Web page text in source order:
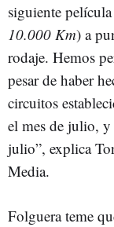
siguiente
10.000 Km) a
rodaje. Hemos
pesar de haber
circuitos
el mes de julio,
julio”, explica
Media.
Folguera teme